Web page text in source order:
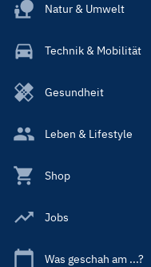
Natur & Umwelt
Technik & Mobilität
Gesundheit
Leben & Lifestyle
Shop
Jobs
Was geschah am ...?